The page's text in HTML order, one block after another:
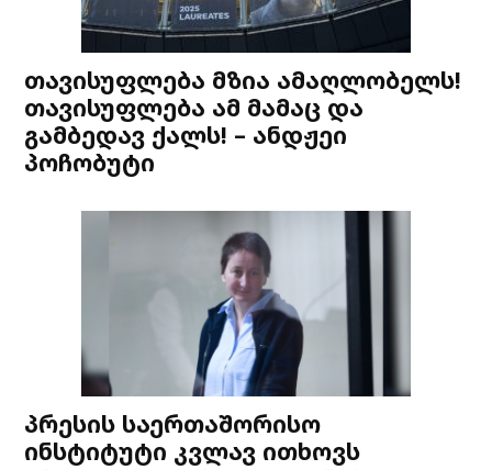
თავისუფლება მზია ამაღლობელს!
თავისუფლება ამ მამაც და
გამბედავ ქალს! – ანდჟეი
პოჩობუტი
პრესის საერთაშორისო
ინსტიტუტი კვლავ ითხოვს